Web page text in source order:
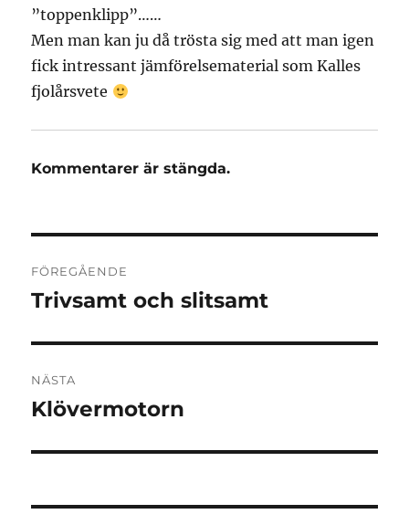
”toppenklipp”……
Men man kan ju då trösta sig med att man igen
fick intressant jämförelsematerial som Kalles
fjolårsvete
Kommentarer är stängda.
FÖREGÅENDE
Föregående
Trivsamt och slitsamt
NÄSTA
Nästa
Klövermotorn